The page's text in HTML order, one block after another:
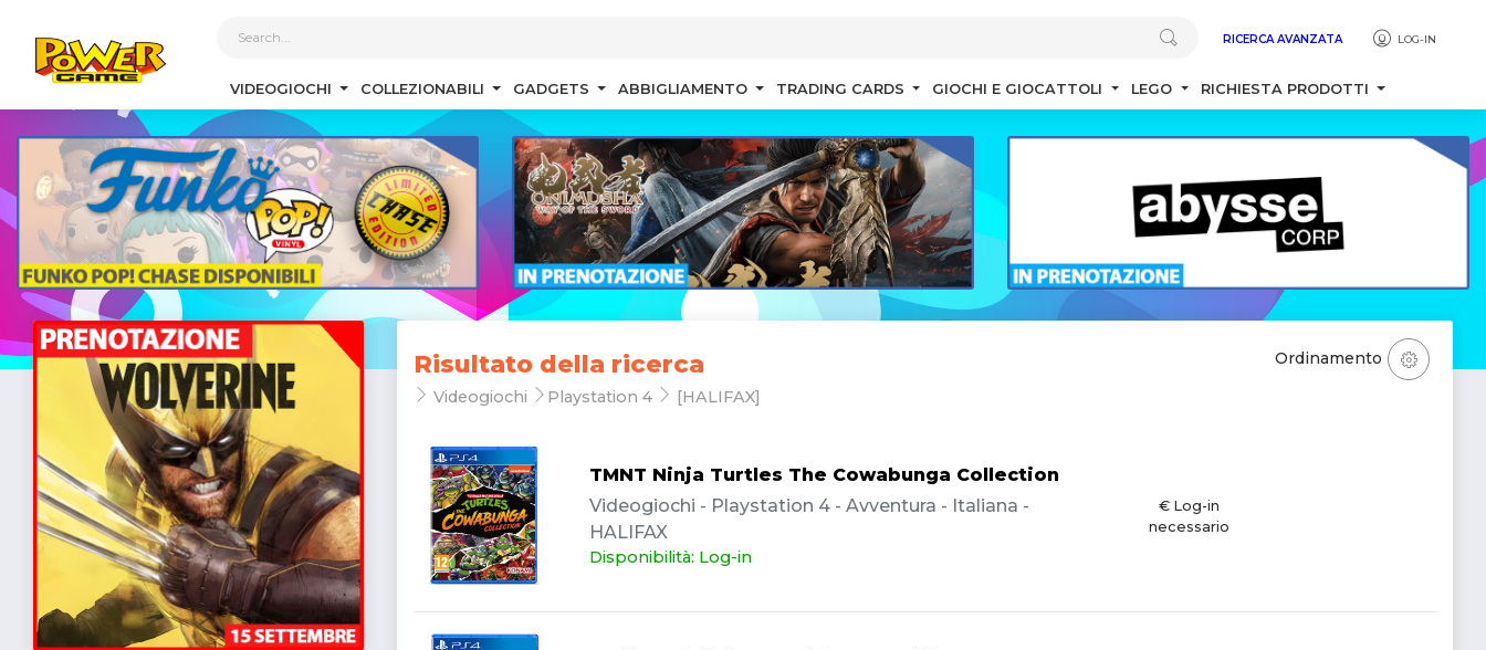
RICERCA AVANZATA LOG-IN
VIDEOGIOCHI COLLEZIONABILI GADGETS ABBIGLIAMENTO TRADING CARDS GIOCHI E GIOCATTOLI LEGO RICHIESTA PRODOTTI
Risultato della ricerca
Videogiochi Playstation 4 [HALIFAX]
Ordinamento
TMNT Ninja Turtles The Cowabunga Collection
Videogiochi - Playstation 4 - Avventura - Italiana -
HALIFAX
Disponibilità: Log-in
€ Log-in
necessario